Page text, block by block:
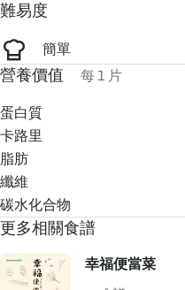
難易度
簡單
營養價值 每 1 片
蛋白質
卡路里
脂肪
纖維
碳水化合物
更多相關食譜
幸福便當菜